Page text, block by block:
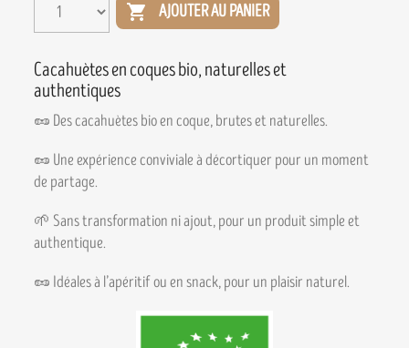
 AJOUTER AU PANIER
Cacahuètes en coques bio, naturelles et
authentiques
🥜 Des cacahuètes bio en coque, brutes et naturelles.
🥜 Une expérience conviviale à décortiquer pour un moment
de partage.
🌱 Sans transformation ni ajout, pour un produit simple et
authentique.
🥜 Idéales à l’apéritif ou en snack, pour un plaisir naturel.